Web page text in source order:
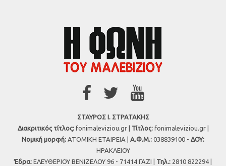
ΣΤΑΥΡΟΣ Ι. ΣΤΡΑΤΑΚΗΣ
Διακριτικός τίτλος:fonimaleviziou.gr | Τίτλος:fonimaleviziou.gr |
Νομική μορφή: ΑΤΟΜΙΚΗ ΕΤΑΙΡΕΙΑ | Α.Φ.Μ.: 038839100 - ΔΟΥ:
ΗΡΑΚΛΕΙΟΥ
Έδρα: ΕΛΕΥΘΕΡΙΟΥ ΒΕΝΙΖΕΛΟΥ 96 - 71414 ΓΑΖΙ | Τηλ.: 2810 822294 |